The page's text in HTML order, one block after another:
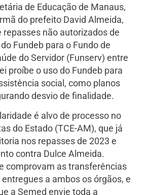
de Educação de Manaus,
do prefeito David Almeida,
repasses não autorizados de
Fundeb para o Fundo de
do Servidor (Funserv) entre
proíbe o uso do Fundeb para
social, como planos
desvio de finalidade.
é alvo de processo no
do Estado (TCE-AM), que já
nos repasses de 2023 e
contra Dulce Almeida.
comprovam as transferências
a ambos os órgãos, e
a Semed envie toda a